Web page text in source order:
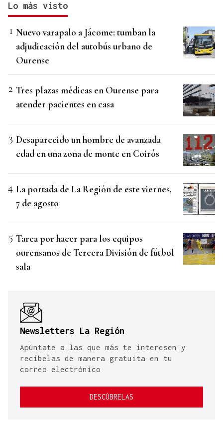
Lo más visto
Nuevo varapalo a Jácome: tumban la
adjudicación del autobús urbano de
Ourense
Tres plazas médicas en Ourense para
atender pacientes en casa
Desaparecido un hombre de avanzada
edad en una zona de monte en Coirós
La portada de La Región de este viernes,
7 de agosto
Tarea por hacer para los equipos
ourensanos de Tercera División de fútbol
sala
Newsletters La Región
Apúntate a las que más te interesen y
recíbelas de manera gratuita en tu
correo electrónico
DESCÚBRELAS